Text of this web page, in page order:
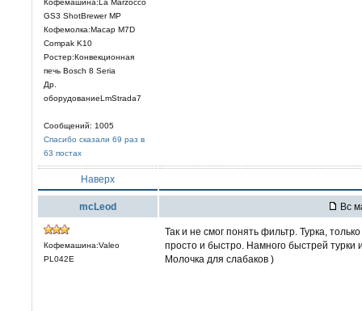
Кофемашина:La Marzocco
GS3 ShotBrewer MP
Кофемолка:Macap M7D
Compak K10
Ростер:Конвекционная
печь Bosch 8 Seria
Др.
оборудованиеLmStrada7
Сообщений: 1005
Спасибо сказали 69 раз в
63 постах
Наверх
mcLeod Вс
Кофемашина:Valeo
PL042E
Так и не смог понять фильтр. Турка,
просто и быстро. Намного быстрей турки
Молочка для слабаков )